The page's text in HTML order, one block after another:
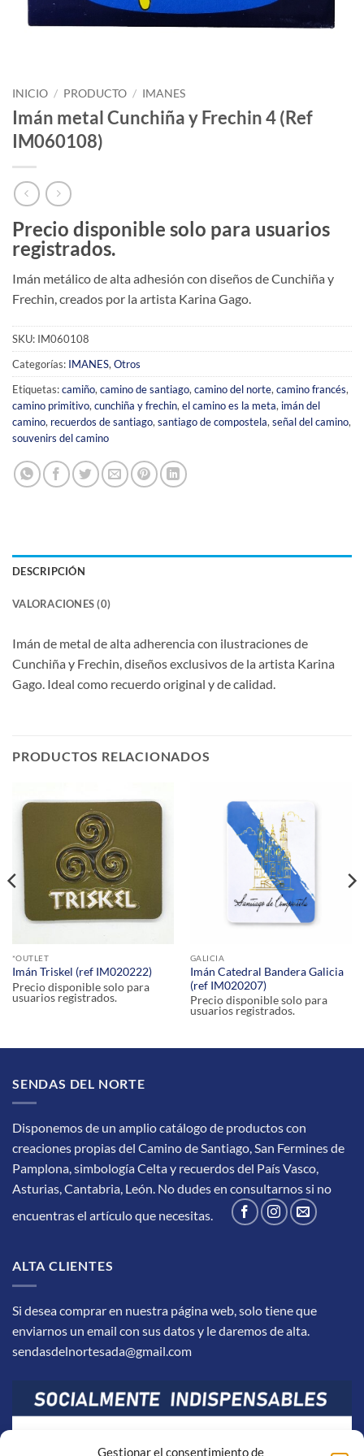
Gestionar el consentimiento de
INICIO / PRODUCTO / IMANES
Imán metal Cunchiña y Frechin 4 (Ref
IM060108)
Precio disponible solo para usuarios
registrados.
Imán metálico de alta adhesión con diseños de Cunchiña y
Frechin, creados por la artista Karina Gago.
SKU: IM060108
Categorías: IMANES,Otros
Etiquetas:camiño,camino de santiago,camino del norte,camino francés,
camino primitivo,cunchiña y frechin,el camino es la meta, imán del
camino, recuerdos de santiago,santiago de compostela,señal del camino,
souvenirs del camino
DESCRIPCIÓN
VALORACIONES (0)
Imán de metal de alta adherencia con ilustraciones de
Cunchiña y Frechin, diseños exclusivos de la artista Karina
Gago. Ideal como recuerdo original y de calidad.
PRODUCTOS RELACIONADOS
*OUTLET
Imán Triskel (ref IM020222)
Precio disponible solo para
usuarios registrados.
GALICIA
Imán Catedral Bandera Galicia
(ref IM020207)
Precio disponible solo para
usuarios registrados.
SENDAS DEL NORTE
Disponemos de un amplio catálogo de productos con
creaciones propias del Camino de Santiago, San Fermines de
Pamplona, simbología Celta y recuerdos del País Vasco,
Asturias, Cantabria, León. No dudes en consultarnos si no
encuentras el artículo que necesitas.
ALTA CLIENTES
Si desea comprar en nuestra página web, solo tiene que
enviarnos un email con sus datos y le daremos de alta.
sendasdelnortesada@gmail.com